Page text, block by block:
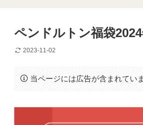
ペンドルトン福袋
2023-11-02
当ページには広告が含まれてい